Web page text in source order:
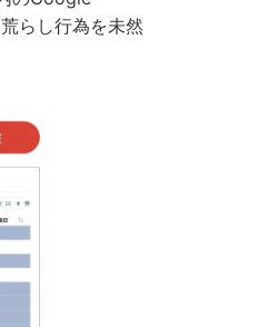
らし行為を未然